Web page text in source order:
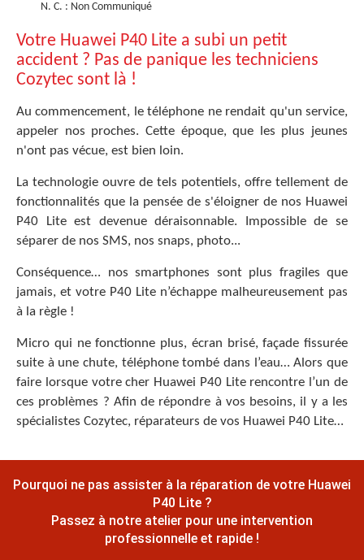
N. C. : Non Communiqué
Votre Huawei P40 Lite a subi un petit
accident ? Pas de panique les techniciens
Cozytec sont là !
Au commencement, le téléphone ne rendait qu'un service,
appeler nos proches. Cette époque, que les plus jeunes
n'ont pas vécue, est bien loin.
La technologie ouvre de tels potentiels, offre tellement de
fonctionnalités que la pensée de s'éloigner de nos Huawei
P40 Lite est devenue déraisonnable. Impossible de se
séparer de nos SMS, nos snaps, photo...
Conséquence… nos smartphones sont plus fragiles que
jamais, et votre P40 Lite n’échappe malheureusement pas
à la règle !
Micro qui ne fonctionne plus, écran brisé, façade fissurée
suite à une chute, téléphone tombé dans l’eau… Alors que
faire lorsque votre cher Huawei P40 Lite rencontre l’un de
ces problèmes ? Afin de répondre à vos besoins, il y a les
spécialistes Cozytec, réparateurs de vos Huawei P40 Lite…
Pourquoi ne pas assister à la réparation de votre Huawei
P40 Lite ?
Passez à notre atelier pour une intervention
professionnelle et rapide !